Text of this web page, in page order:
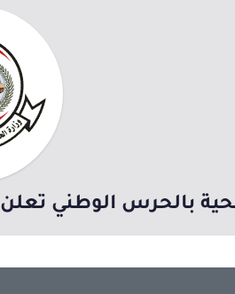
تعلن 63 وظيفة (ثانوية فأعلى) في 8 مدن بالمملكة